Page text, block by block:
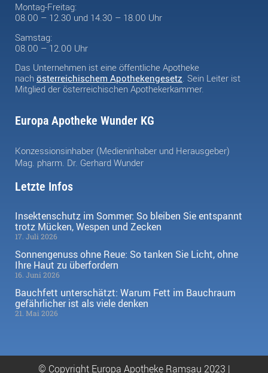
Montag-Freitag:
08.00 – 12.30 und 14.30 – 18.00 Uhr
Samstag:
08.00 – 12.00 Uhr
Das Unternehmen ist eine öffentliche Apotheke
nach österreichischem Apothekengesetz. Sein Leiter ist
Mitglied der österreichischen Apothekerkammer.
Europa Apotheke Wunder KG
Konzessionsinhaber (Medieninhaber und Herausgeber)
Mag. pharm. Dr. Gerhard Wunder
Letzte Infos
Insektenschutz im Sommer: So bleiben Sie entspannt
trotz Mücken, Wespen und Zecken
17. Juli 2026
Sonnengenuss ohne Reue: So tanken Sie Licht, ohne
Ihre Haut zu überfordern
16. Juni 2026
Bauchfett unterschätzt: Warum Fett im Bauchraum
gefährlicher ist als viele denken
21. Mai 2026
© Copyright Europa Apotheke Ramsau 2023 |